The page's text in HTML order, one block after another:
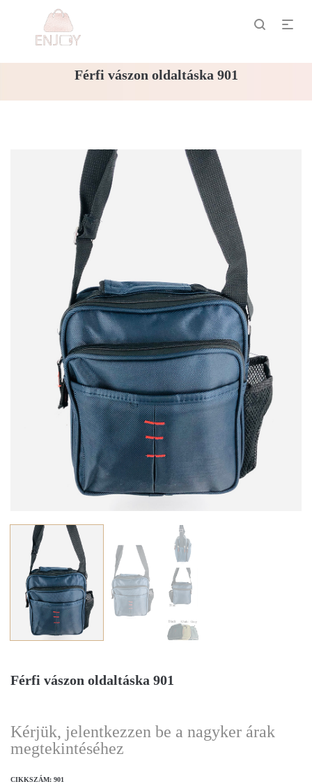
Férfi vászon oldaltáska 901
Férfi vászon oldaltáska 901
Kérjük, jelentkezzen be a nagyker árak
megtekintéséhez
CIKKSZÁM: 901